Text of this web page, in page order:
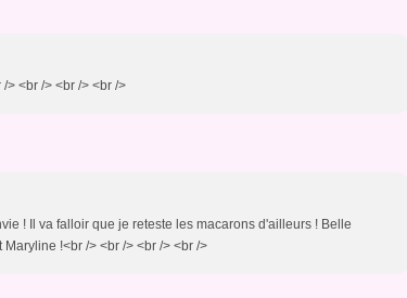
> <br /> <br /> <br />
! Il va falloir que je reteste les macarons d'ailleurs ! Belle
!<br /> <br /> <br /> <br />